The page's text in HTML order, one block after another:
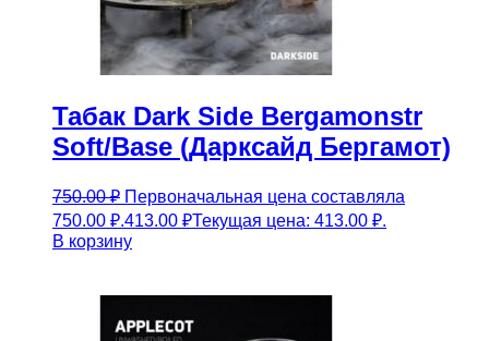
Табак Dark Side Bergamonstr
Soft/Base (Дарксайд Бергамот)
750.00₽ Первоначальная цена составляла
750.00 ₽.413.00 ₽Текущая цена: 413.00 ₽.
В корзину